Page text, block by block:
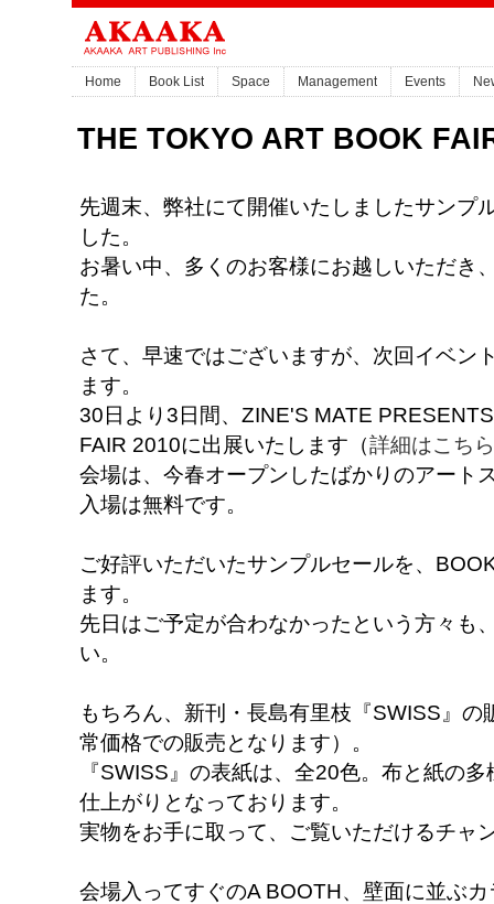
Home Book List Space Management Events
THE TOKYO ART BOOK
先週末、弊社にて開催いたしましたサンプ
した。
お暑い中、多くのお客様にお越しいただき
た。
さて、早速ではございますが、次回イベン
ます。
30日より3日間、ZINE'S MATE
FAIR 2010に出展いたします（詳細はこちら
会場は、今春オープンしたばかりのアート
入場は無料です。
ご好評いただいたサンプルセールを、
ます。
先日はご予定が合わなかったという方々も
い。
もちろん、新刊・長島有里枝『SWISS』
常価格での販売となります）。
『SWISS』の表紙は、全20色。布と紙の
仕上がりとなっております。
実物をお手に取って、ご覧いただけるチャ
会場入ってすぐのA BOOTH、壁面に並ぶ